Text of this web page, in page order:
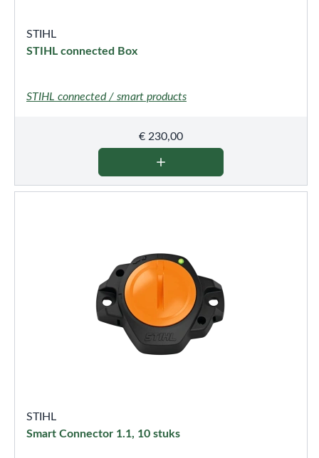
STIHL
STIHL connected Box
STIHL connected / smart products
€ 230,00
STIHL
Smart Connector 1.1, 10 stuks